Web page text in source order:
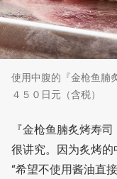
使用中腹的『金枪鱼腩
４５０日元（含税）
『金枪鱼腩炙烤寿
很讲究。因为炙烤的
“希望不使用酱油直